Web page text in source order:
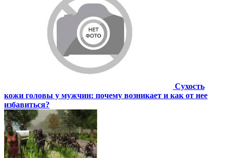
Сухость
кожи головы у мужчин: почему возникает и как от нее
избавиться?